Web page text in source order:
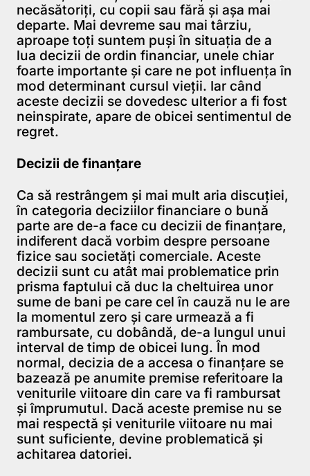
necăsătoriţi, cu copii sau fără şi aşa mai
departe. Mai devreme sau mai târziu,
aproape toţi suntem puşi în situaţia de a
lua decizii de ordin financiar, unele chiar
foarte importante şi care ne pot influenţa în
mod determinant cursul vieţii. Iar când
aceste decizii se dovedesc ulterior a fi fost
neinspirate, apare de obicei sentimentul de
regret.
Decizii de finanțare
Ca să restrângem şi mai mult aria discuţiei,
în categoria deciziilor financiare o bună
parte are de-a face cu decizii de finanţare,
indiferent dacă vorbim despre persoane
fizice sau societăţi comerciale. Aceste
decizii sunt cu atât mai problematice prin
prisma faptului că duc la cheltuirea unor
sume de bani pe care cel în cauză nu le are
la momentul zero şi care urmează a fi
rambursate, cu dobândă, de-a lungul unui
interval de timp de obicei lung. În mod
normal, decizia de a accesa o finanţare se
bazează pe anumite premise referitoare la
veniturile viitoare din care va fi rambursat
şi împrumutul. Dacă aceste premise nu se
mai respectă şi veniturile viitoare nu mai
sunt suficiente, devine problematică şi
achitarea datoriei.